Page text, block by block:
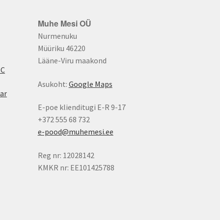
Muhe Mesi OÜ
Nurmenuku
Müüriku 46220
Lääne-Viru maakond
Asukoht: Google Maps
E-poe klienditugi E-R 9-17
+372 555 68 732
e-pood@muhemesi.ee
Reg nr: 12028142
KMKR nr: EE101425788